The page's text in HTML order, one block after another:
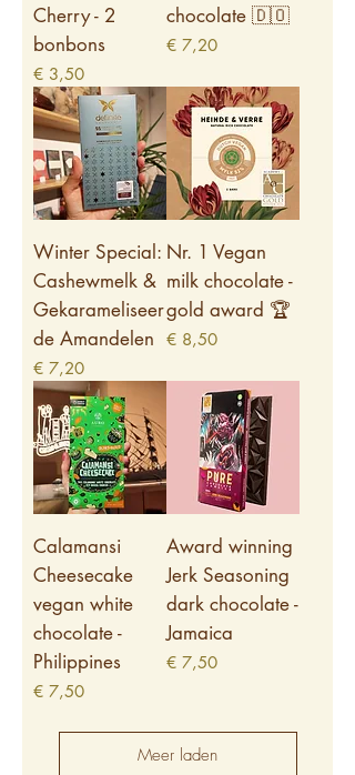
Cherry - 2
bonbons
Prijs
€ 3,50
chocolate 🇩🇴
Prijs
€ 7,20
Winter Special:
Cashewmelk &
Gekarameliseer
de Amandelen
Prijs
€ 7,20
Nr. 1 Vegan
milk chocolate -
gold award 🏆
Prijs
€ 8,50
Calamansi
Cheesecake
vegan white
chocolate -
Philippines
Prijs
€ 7,50
Award winning
Jerk Seasoning
dark chocolate -
Jamaica
Prijs
€ 7,50
Meer laden